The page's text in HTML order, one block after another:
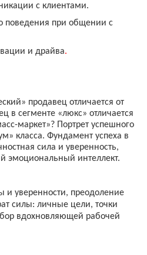
с клиентами.
поведения при общении с
и драйва.
продавец отличается от
в сегменте «люкс» отличается
маркет»? Портрет успешного
класса. Фундамент успеха в
сила и уверенность,
эмоциональный интеллект.
и уверенности, преодоление
силы: личные цели, точки
вдохновляющей рабочей